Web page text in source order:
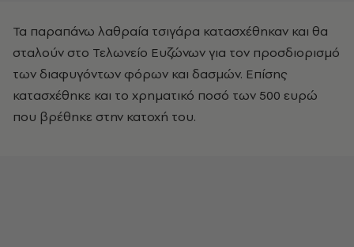
Τα παραπάνω λαθραία τσιγάρα κατασχέθηκαν και θα
σταλούν στο Τελωνείο Ευζώνων για τον προσδιορισμό
των διαφυγόντων φόρων και δασμών. Επίσης
κατασχέθηκε και το χρηματικό ποσό των 500 ευρώ
που βρέθηκε στην κατοχή του.